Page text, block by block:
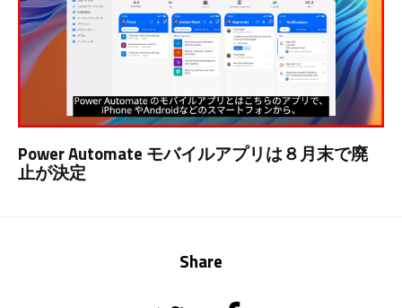
Power Automate モバイルアプリは８月末で廃
止が決定
Share